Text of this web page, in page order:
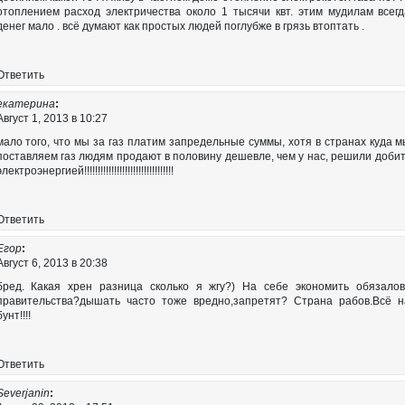
расход электричества около 1 тысячи квт. этим мудилам
мало . всё думают как простых людей поглубже в грязь втоптать .
:
1, 2013 в 10:27
того, что мы за газ платим запредельные суммы, хотя в странах куда
газ людям продают в половину дешевле, чем у нас, решили
:
6, 2013 в 20:38
Какая хрен разница сколько я жгу?) На себе экономить
часто тоже вредно,запретят? Страна рабов.Всё
: